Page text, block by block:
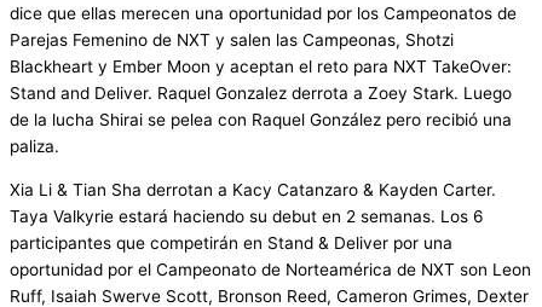
dice que ellas merecen una oportunidad por los Campeonatos de
Parejas Femenino de NXT y salen las Campeonas, Shotzi
Blackheart y Ember Moon y aceptan el reto para NXT TakeOver:
Stand and Deliver. Raquel Gonzalez derrota a Zoey Stark. Luego
de la lucha Shirai se pelea con Raquel González pero recibió una
paliza.
Xia Li & Tian Sha derrotan a Kacy Catanzaro & Kayden Carter.
Taya Valkyrie estará haciendo su debut en 2 semanas. Los 6
participantes que competirán en Stand & Deliver por una
oportunidad por el Campeonato de Norteamérica de NXT son Leon
Ruff, Isaiah Swerve Scott, Bronson Reed, Cameron Grimes, Dexter